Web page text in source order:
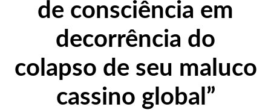
de consciência em
decorrência do
colapso de seu maluco
cassino global”